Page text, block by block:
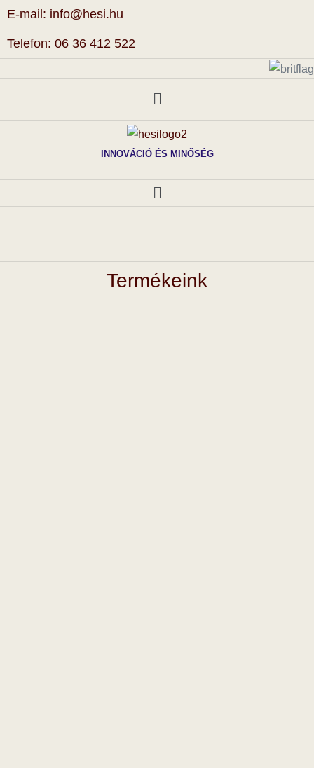
E-mail: info@hesi.hu
Telefon: 06 36 412 522
INNOVÁCIÓ ÉS MINŐSÉG
Termékeink